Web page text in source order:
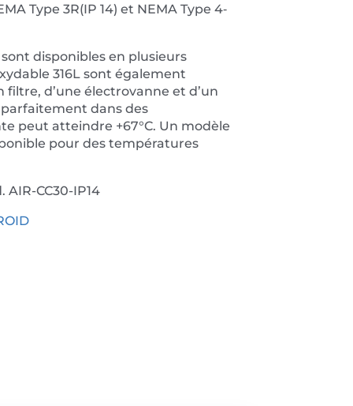
Type 3R(IP 14) et NEMA Type 4‐
disponibles en plusieurs
316L sont également
filtre, d’une électrovanne et d’un
dans des
peut atteindre +67°C. Un modèle
pour des températures
AIR-CC30-IP14